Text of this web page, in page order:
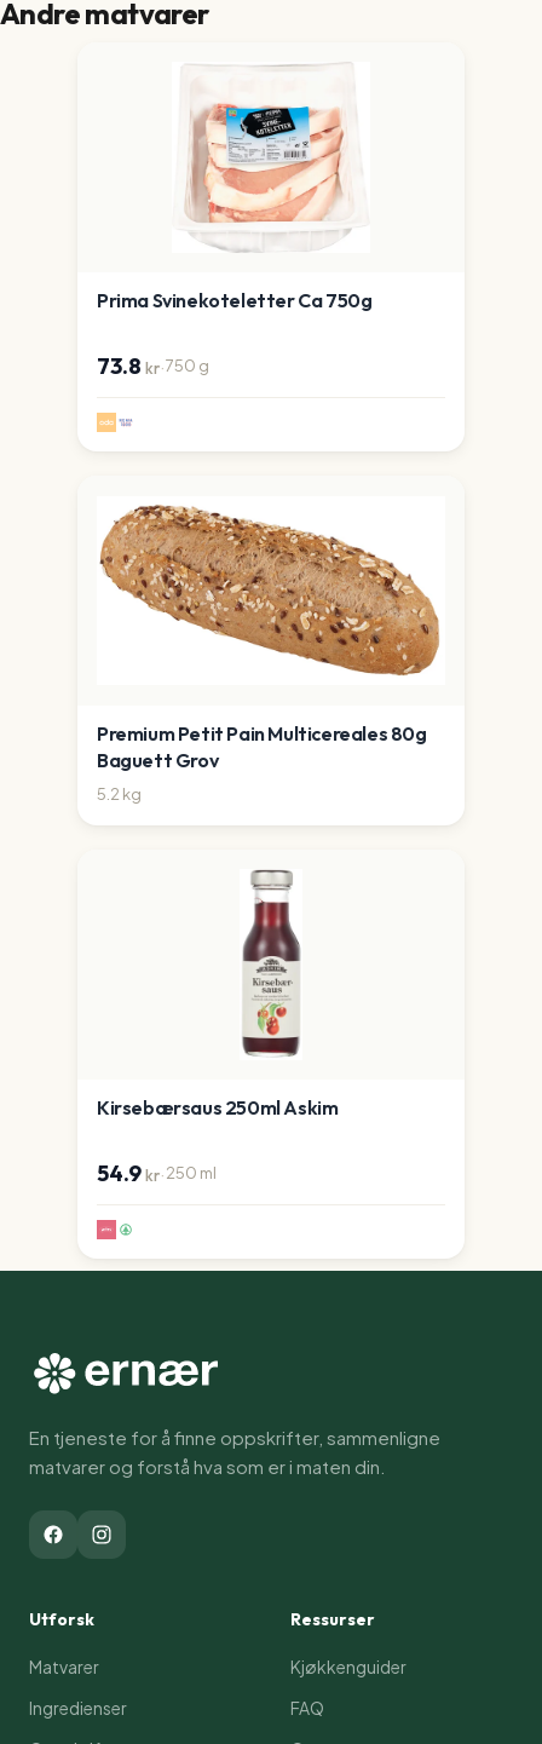
Andre matvarer
Prima Svinekoteletter Ca 750g
73.8 kr·750 g
Premium Petit Pain Multicereales 80g
Baguett Grov
5.2 kg
Kirsebærsaus 250ml Askim
54.9kr·250 ml
En tjeneste for å finne oppskrifter, sammenligne
matvarer og forstå hva som er i maten din.
Utforsk
Matvarer
Ingredienser
Ressurser
Kjøkkenguider
FAQ